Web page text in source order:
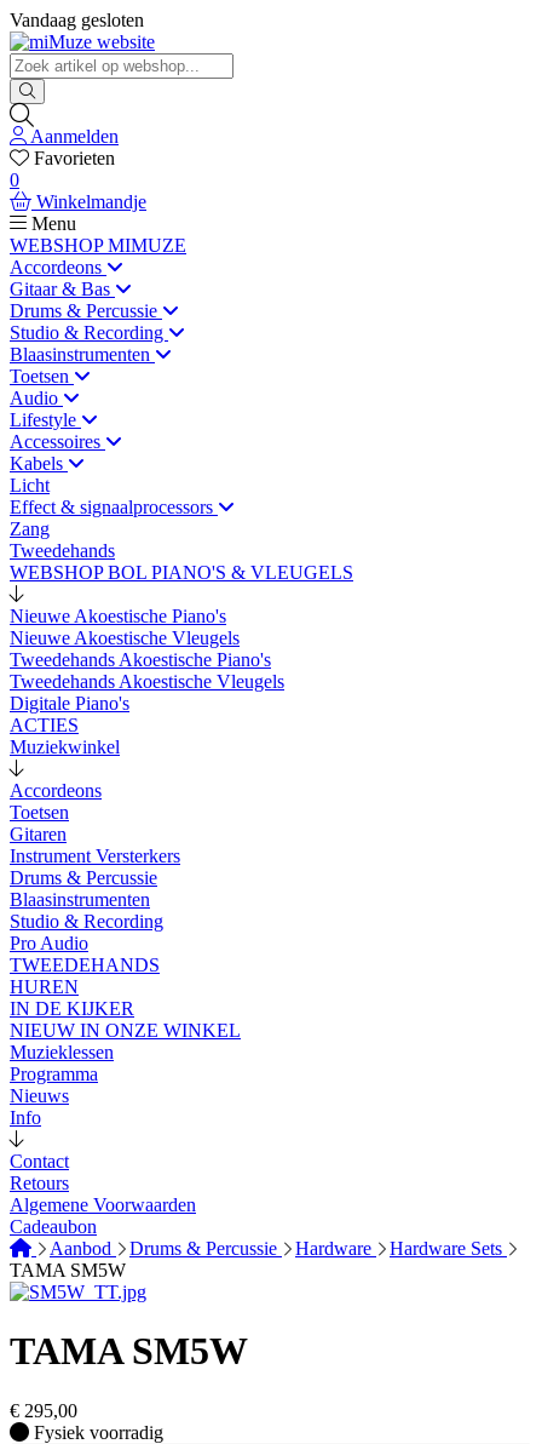
Vandaag gesloten
Aanmelden
Favorieten
0
Winkelmandje
Menu
WEBSHOP MIMUZE
Accordeons
Gitaar & Bas
Drums & Percussie
Studio & Recording
Blaasinstrumenten
Toetsen
Audio
Lifestyle
Accessoires
Kabels
Licht
Effect & signaalprocessors
Zang
Tweedehands
WEBSHOP BOL PIANO'S & VLEUGELS
Nieuwe Akoestische Piano's
Nieuwe Akoestische Vleugels
Tweedehands Akoestische Piano's
Tweedehands Akoestische Vleugels
Digitale Piano's
ACTIES
Muziekwinkel
Accordeons
Toetsen
Gitaren
Instrument Versterkers
Drums & Percussie
Blaasinstrumenten
Studio & Recording
Pro Audio
TWEEDEHANDS
HUREN
IN DE KIJKER
NIEUW IN ONZE WINKEL
Muzieklessen
Programma
Nieuws
Info
Contact
Retours
Algemene Voorwaarden
Cadeaubon
Aanbod
Drums & Percussie Hardware
Hardware Sets
TAMA SM5W
TAMA SM5W
€ 295,00
Fysiek voorradig
Fysiek voorradig